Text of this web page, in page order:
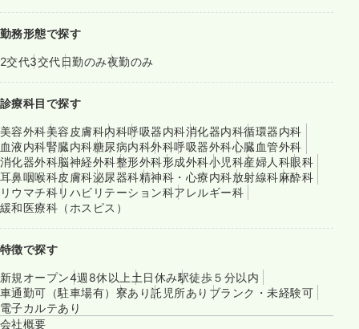
勤務形態で探す
2交代3交代日勤のみ夜勤のみ
診療科目で探す
美容外科美容皮膚科内科呼吸器内科消化器内科循環器内科
血液内科腎臓内科糖尿病内科外科呼吸器外科心臓血管外科
消化器外科脳神経外科整形外科形成外科小児科産婦人科眼科
耳鼻咽喉科皮膚科泌尿器科精神科・心療内科放射線科麻酔科
リウマチ科リハビリテーション科アレルギー科
緩和医療科（ホスピス）
特徴で探す
新規オープン4週8休以上 土日休み駅徒歩５分以内
車通勤可（駐車場有） 寮あり託児所あり ブランク・未経験可
電子カルテあり
会社概要